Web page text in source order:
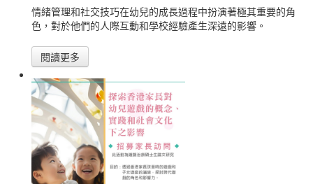
情緒管理和社交技巧在幼兒的成長過程中扮演著極其重要的角
色，對於他們的人際互動和學校經驗產生深遠的影響。
閱讀更多